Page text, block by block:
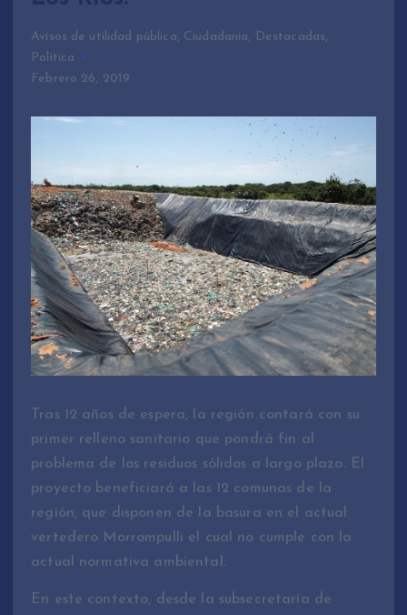
Avisos de utilidad pública, Ciudadanía, Destacadas,
Política
Febrero 26, 2019
Tras 12 años de espera, la región contará con su
primer relleno sanitario que pondrá fin al
problema de los residuos sólidos a largo plazo. El
proyecto beneficiará a las 12 comunas de la
región, que disponen de la basura en el actual
vertedero Morrompulli el cual no cumple con la
actual normativa ambiental.
En este contexto, desde la subsecretaría de